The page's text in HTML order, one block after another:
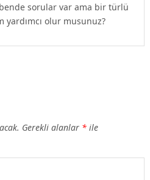
sorular var ama bir türlü
yardımcı olur musunuz?
Gerekli alanlar *ile